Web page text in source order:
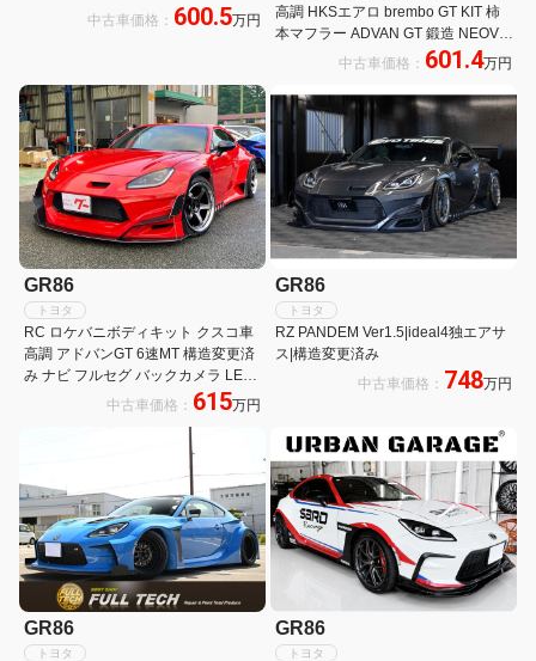
中古車価格： 600.5万円
高調 HKSエアロ brembo GT KIT 柿
本マフラー ADVAN GT 鍛造 NEOVA
AD09 ALPINE 9型ナビ RECARO2脚
中古車価格： 601.4万円
GR86
トヨタ
RC ロケバニボディキット クスコ車
高調 アドバンGT 6速MT 構造変更済
み ナビ フルセグ バックカメラ LED
ヘッドライト中古車価格： 615万円
GR86
トヨタ
RZ PANDEM Ver1.5|ideal4独エアサ
ス|構造変更済み
中古車価格： 748万円
GR86
トヨタ
GR86
トヨタ